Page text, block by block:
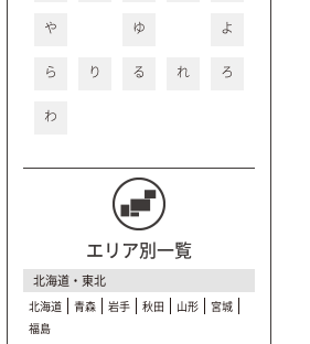
や ゆ よ
ら り る れ ろ
わ
エリア別一覧
北海道・東北
北海道 青森 岩手 秋田 山形
宮城
福島